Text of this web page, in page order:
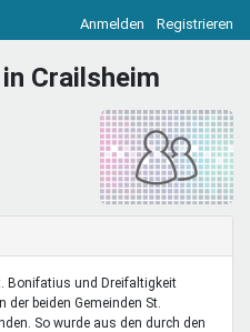
Anmelden Registrieren
Crailsheim
Bonifatius und Dreifaltigkeit
beiden Gemeinden St.
So wurde aus den durch den